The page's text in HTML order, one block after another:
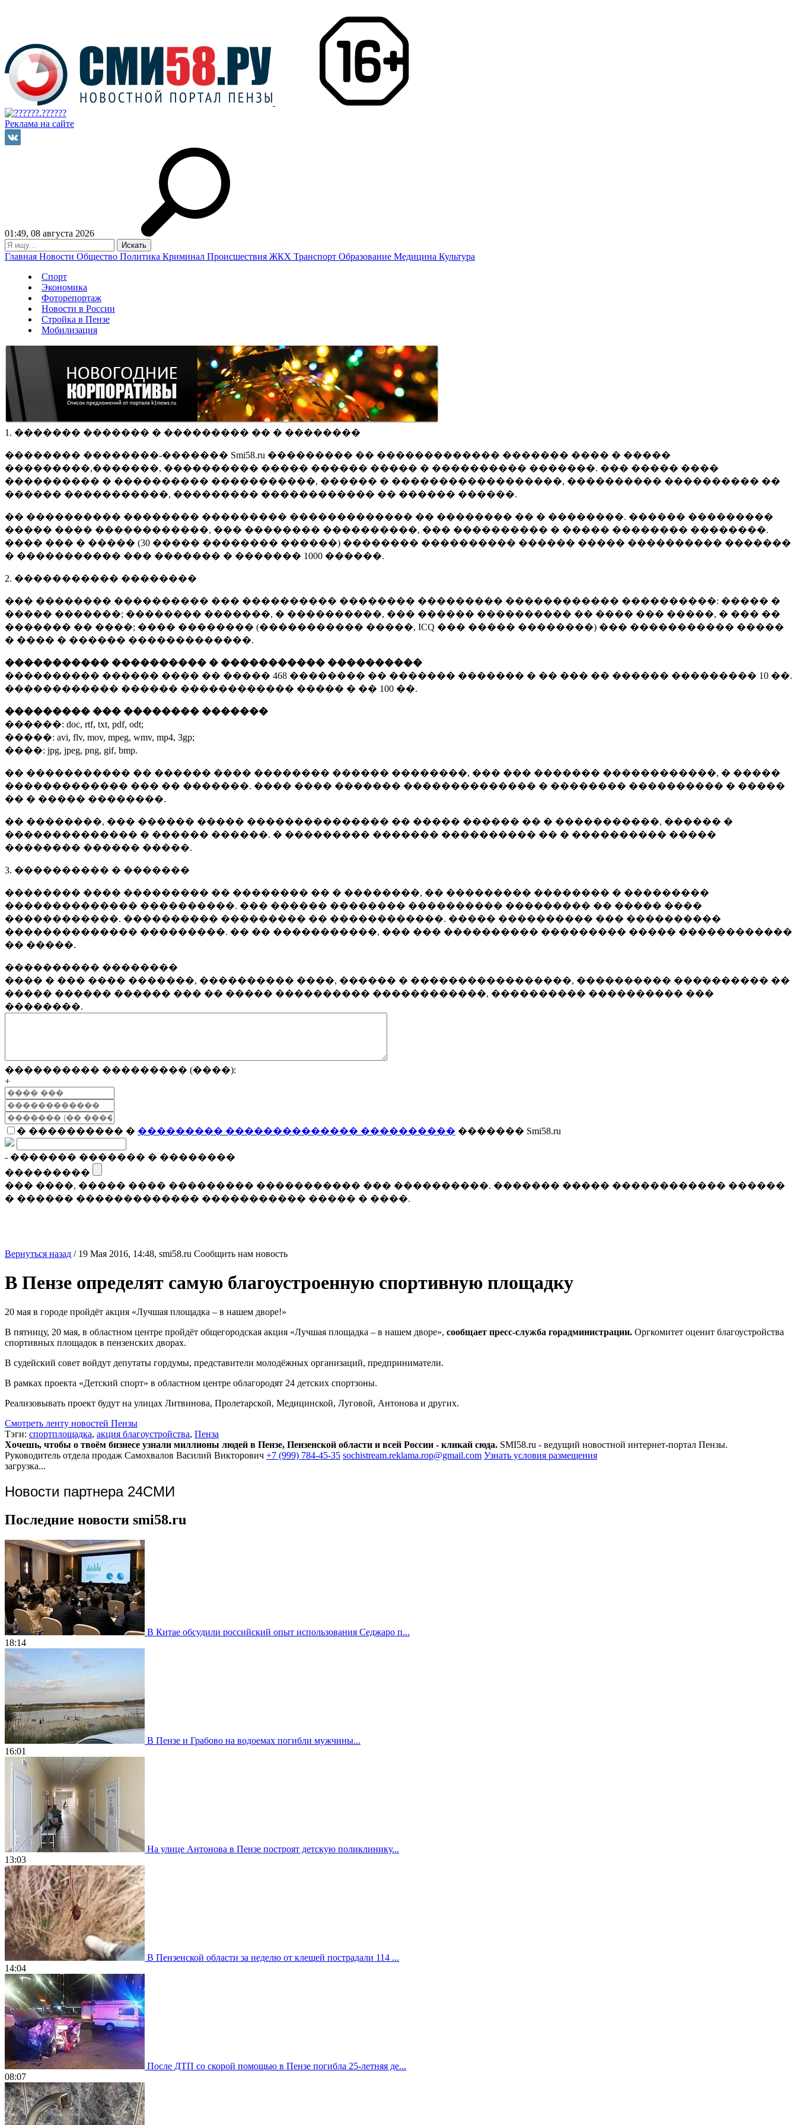
Реклама на сайте
01:49, 08 августа 2026
Главная Новости Общество Политика Криминал Происшествия ЖКХ Транспорт Образование Медицина Культура
Спорт
Экономика
Фоторепортаж
Новости в России
Стройка в Пензе
Мобилизация
1. ������� ������� � ��������� �� � ��������
�������� ��������-������� Smi58.ru ��������� �� ������������� ������� ���� � �����
���������,�������, ���������� ����� ������ ����� � ���������� �������. ��� ����� ����
���������� � ���������� �����������, ������ � ������������������, ���������� ���������� ��
������ �����������, ��������� ������������ �� ������ ������.
�� ���������� �������� ��������� ������������� �� �������� �� � ��������. ������ ���������
����� ���� ������������, ��� �������� ����������, ��� ���������� � ����� �������� ��������.
���� ��� � ����� (30 ����� �������� ������) �������� ���������� ������ ����� ���������� �������
� ����������� ��� ������� � ������� 1000 ������.
2. ����������� ��������
��� �������� ���������� ��� ���������� �������� ��������� ������������ ����������: ����� �
����� �������; �������� �������, � ����������, ��� ������ ���������� �� ���� ��� �����, � ��� ��
������� �� ����; ���� �������� (����������� �����, ICQ ��� ����� ��������) ��� ����������� �����
� ���� � ������ �������������.
����������� ���������� � ����������� ����������
���������� ������ ���� �� ����� 468 �������� �� ������� ������� � �� ��� �� ������ ��������� 10 ��.
������������ ������ ������������ ����� � �� 100 ��.
��������� ��� �������� �������
������: doc, rtf, txt, pdf, odt;
�����: avi, flv, mov, mpeg, wmv, mp4, 3gp;
����: jpg, jpeg, png, gif, bmp.
�� ����������� �� ������ ���� �������� ������ ��������, ��� ��� ������� ������������, � �����
������������� ��� �� �������. ���� ���� ������� �������������� � �������� ���������� � �����
�� � ����� ��������.
�� ��������, ��� ������ ����� ��������������� �� ����� ������ �� � �����������, ������ �
�������������� � ������ ������. � ��������� ������� ���������� �� � ���������� �����
�������� ������ �����.
3. ���������� � �������
�������� ���� ��������� �� �������� �� � ��������, �� ��������� �������� � ���������
�������������� ����������. ��� ������ �������� ���������� ��������� �� ����� ����
������������. ���������� ��������� �� ������������. ����� ���������� ��� ����������
�������������� ���������. �� �� �����������, ��� ��� ���������� ��������� ����� ������������
�� �����.
���������� ��������
���� � ��� ���� �������, ���������� ����, ������ � �����������������, ���������� ���������� ��
����� ������ ������ ��� �� ����� ���������� ������������, ���������� ���������� ���
��������.
���������� ��������� (����):
+
� ���������� � ��������� �������������� ���������� ������� Smi58.ru
- ������� ������� � ��������
���������
��� ����, ����� ���� ��������� ����������� ��� ����������. ������� ����� ������������ ������
� ������ ������������� ����������� ����� � ����.
Вернуться назад / 19 Мая 2016, 14:48, smi58.ru Сообщить нам новость
В Пензе определят самую благоустроенную спортивную площадку
20 мая в городе пройдёт акция «Лучшая площадка – в нашем дворе!»
В пятницу, 20 мая, в областном центре пройдёт общегородская акция «Лучшая площадка – в нашем дворе», сообщает пресс-служба горадминистрации. Оргкомитет оценит благоустройства
спортивных площадок в пензенских дворах.
В судейский совет войдут депутаты гордумы, представители молодёжных организаций, предприниматели.
В рамках проекта «Детский спорт» в областном центре облагородят 24 детских спортзоны.
Реализовывать проект будут на улицах Литвинова, Пролетарской, Медицинской, Луговой, Антонова и других.
Смотреть ленту новостей Пензы
Тэги: спортплощадка, акция благоустройства, Пенза
Хочешь, чтобы о твоём бизнесе узнали миллионы людей в Пензе, Пензенской области и всей России - кликай сюда. SMI58.ru - ведущий новостной интернет-портал Пензы.
Руководитель отдела продаж Самохвалов Василий Викторович +7 (999) 784-45-35 sochistream.reklama.rop@gmail.com Узнать условия размещения
загрузка...
Новости партнера 24СМИ
Последние новости smi58.ru
В Китае обсудили российский опыт использования Седжаро п...
18:14
В Пензе и Грабово на водоемах погибли мужчины...
16:01
На улице Антонова в Пензе построят детскую поликлинику...
13:03
В Пензенской области за неделю от клещей пострадали 114 ...
14:04
После ДТП со скорой помощью в Пензе погибла 25-летняя де...
08:07